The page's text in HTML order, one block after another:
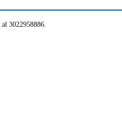
3022958886.